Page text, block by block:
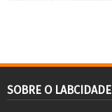
SOBRE O LABCIDADE